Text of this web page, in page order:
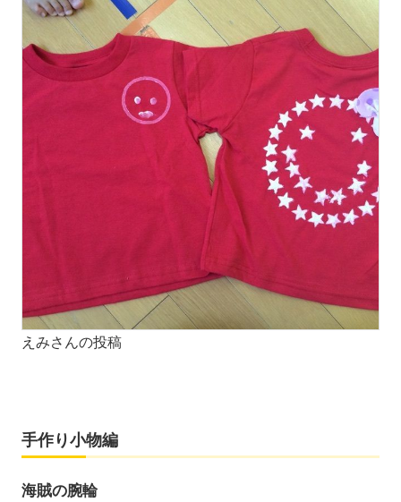
えみさんの投稿
手作り小物編
海賊の腕輪